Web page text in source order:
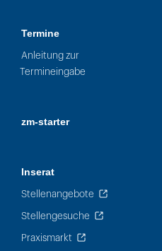
Termine
Anleitung zur
Termineingabe
zm-starter
Inserat
Stellenangebote
Stellengesuche
Praxismarkt